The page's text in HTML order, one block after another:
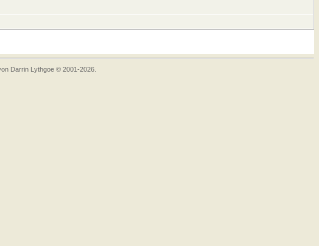
Darrin Lythgoe © 2001-2026.